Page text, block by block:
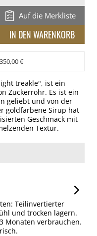
Auf die Merkliste
€
treakle", ist ein
Zuckerrohr. Es ist ein
geliebt und von der
goldfarbene Sirup hat
Geschmack mit
Textur.
Teilinvertierter
und trocken lagern.
Monaten verbrauchen.